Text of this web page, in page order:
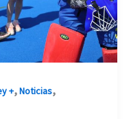
+,Noticias,